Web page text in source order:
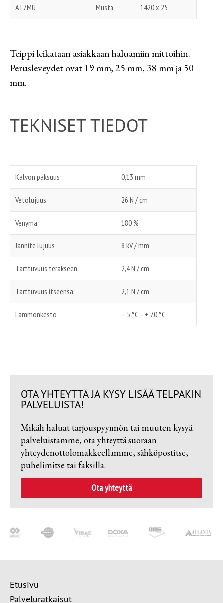
AT7MU Musta 1420 x 25
Teippi leikataan asiakkaan haluamiin mittoihin.
Perusleveydet ovat 19 mm, 25 mm, 38 mm ja 50
mm.
TEKNISET TIEDOT
Kalvon paksuus 0,13 mm
Vetolujuus 26 N / cm
Venymä 180 %
Jännite lujuus 8 kV / mm
Tarttuvuus teräkseen 2,4 N / cm
Tarttuvuus itseensä 2,1 N / cm
Lämmönkesto – 5 °C – + 70 °C
OTA YHTEYTTÄ JA KYSY LISÄÄ TELPAKIN
PALVELUISTA!
Mikäli haluat tarjouspyynnön tai muuten kysyä
palveluistamme, ota yhteyttä suoraan
yhteydenottolomakkeellamme, sähköpostitse,
puhelimitse tai faksilla.
Ota yhteyttä
Etusivu
Palveluratkaisut